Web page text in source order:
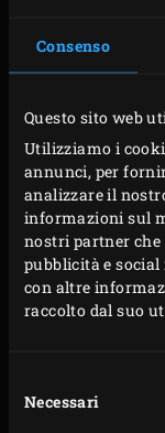
Consenso
Questo sito web
Utilizziamo i
annunci, per
analizzare il
informazioni sul
nostri partner che
pubblicità e
con altre
raccolto dal suo
delNecessari
di pepe
cumino con
caffè o un
Unire tutti
un
CONSIGLIO:
fatto in casa’
spezie, e